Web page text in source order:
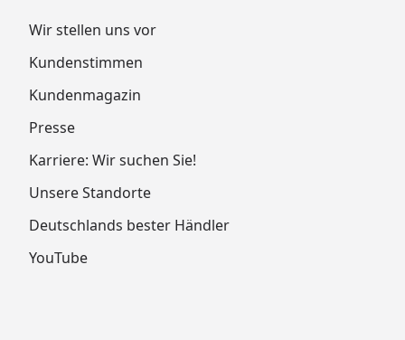
Wir stellen uns vor
Kundenstimmen
Kundenmagazin
Presse
Karriere: Wir suchen Sie!
Unsere Standorte
Deutschlands bester Händler
YouTube